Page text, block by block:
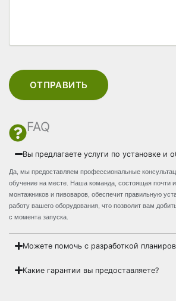
ОТПРАВИТЬ
FAQ
Вы предлагаете услуги по установке и
Да, мы предоставляем профессиональные
обучение на месте. Наша команда, состоящая почти
монтажников и пивоваров, обеспечит правильную
работу вашего оборудования, что позволит вам
с момента запуска.
Можете помочь с разработкой
Какие гарантии вы предоставляете?